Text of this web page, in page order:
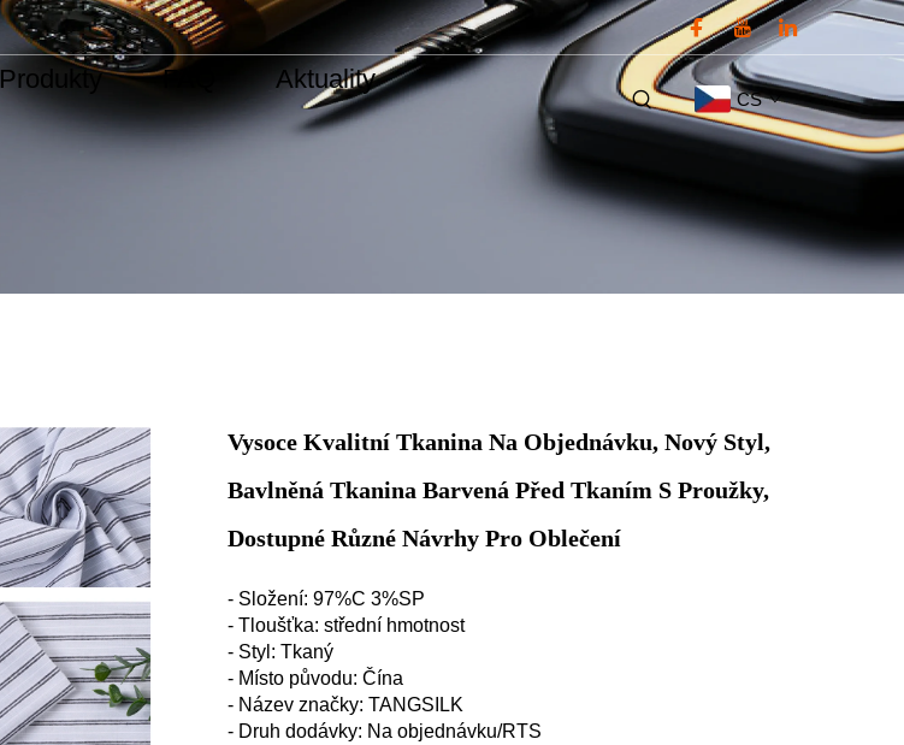
Produkty FAQ
Aktuality
CS
Vysoce Kvalitní Tkanina Na Objednávku, Nový Styl,
Bavlněná Tkanina Barvená Před Tkaním S Proužky,
Dostupné Různé Návrhy Pro Oblečení
- Složení: 97%C 3%SP
- Tloušťka: střední hmotnost
- Styl: Tkaný
- Místo původu: Čína
- Název značky: TANGSILK
- Druh dodávky: Na objednávku/RTS